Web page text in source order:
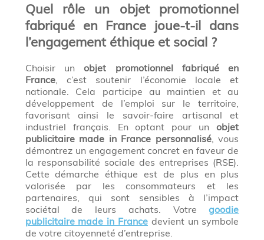
Quel rôle un objet promotionnel
fabriqué en France joue-t-il dans
l’engagement éthique et social ?
Choisir unobjet promotionnel fabriqué en
France, c’est soutenir l’économie locale et
nationale. Cela participe au maintien et au
développement de l’emploi sur le territoire,
favorisant ainsi le savoir-faire artisanal et
industriel français. En optant pour unobjet
publicitaire made in France personnalisé, vous
démontrez un engagement concret en faveur de
la responsabilité sociale des entreprises (RSE).
Cette démarche éthique est de plus en plus
valorisée par les consommateurs et les
partenaires, qui sont sensibles à l’impact
sociétal de leurs achats. Votregoodie
publicitaire made in France devient un symbole
de votre citoyenneté d’entreprise.